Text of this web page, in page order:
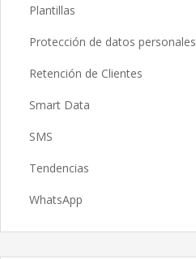
Plantillas
Protección de datos personales
Retención de Clientes
Smart Data
SMS
Tendencias
WhatsApp